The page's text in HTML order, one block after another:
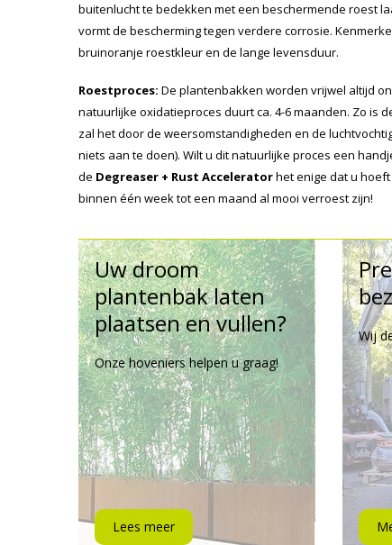
buitenlucht te bedekken met een beschermende roest
vormt de bescherming tegen verdere corrosie.
bruinoranje roestkleur en de lange levensduur.
Roestproces: De plantenbakken worden vrijwel altijd
natuurlijke oxidatieproces duurt ca. 4-6 maanden. Zo is
zal het door de weersomstandigheden en de
niets aan te doen). Wilt u dit natuurlijke proces een
de Degreaser + Rust Acceleratorhet enige dat u
binnen één week tot een maand al mooi verroest zijn!
Uw droom
plantenbak laten
plaatsen en vullen?
Onze hoveniers helpen u graag!
Lees meer
Wij